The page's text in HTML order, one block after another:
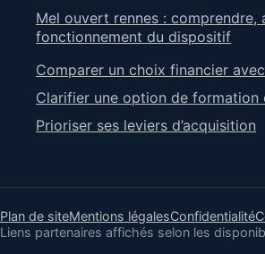
Mel ouvert rennes : comprendre,
fonctionnement du dispositif
Comparer un choix financier
Clarifier une option de formation
Prioriser ses leviers d’acquisition
Plan de siteMentions légalesConfidentialité
Liens partenaires affichés selon les